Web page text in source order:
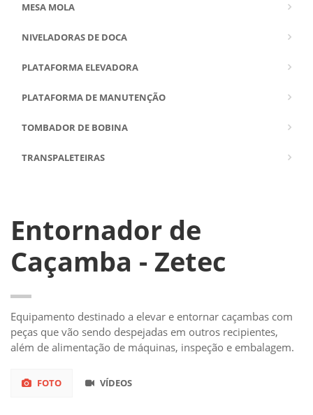
MESA MOLA
NIVELADORAS DE DOCA
PLATAFORMA ELEVADORA
PLATAFORMA DE MANUTENÇÃO
TOMBADOR DE BOBINA
TRANSPALETEIRAS
Entornador de
Caçamba - Zetec
Equipamento destinado a elevar e entornar caçambas com
peças que vão sendo despejadas em outros recipientes,
além de alimentação de máquinas, inspeção e embalagem.
FOTO VÍDEOS